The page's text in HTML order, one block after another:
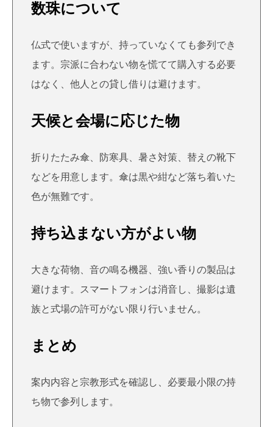
数珠について
仏式で使いますが、持っていなくても参列でき
ます。宗派に合わない物を慌てて購入する必要
はなく、他人との貸し借りは避けます。
天候と会場に応じた物
折りたたみ傘、防寒具、暑さ対策、替えの靴下
などを用意します。傘は黒や紺など落ち着いた
色が無難です。
持ち込まない方がよい物
大きな荷物、音の鳴る機器、強い香りの製品は
避けます。スマートフォンは消音し、撮影は遺
族と式場の許可がない限り行いません。
まとめ
案内内容と宗教形式を確認し、必要最小限の持
ち物で参列します。